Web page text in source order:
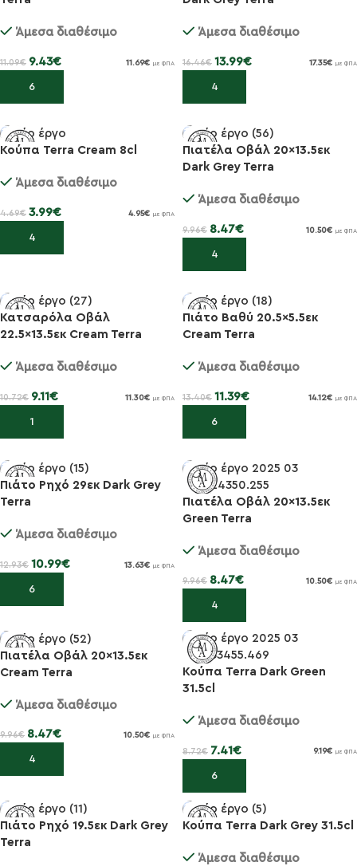
Άμεσα διαθέσιμο
11.09€ 9.43€ 11.69€ με ΦΠΑ
Προσθήκη στο καλάθι
Άμεσα διαθέσιμο
16.46€ 13.99€ 17.35€ με ΦΠΑ
Προσθήκη στο καλάθι
-15%
Κούπα Terra Cream 8cl
Άμεσα διαθέσιμο
4.69€ 3.99€ 4.95€ με ΦΠΑ
Προσθήκη στο καλάθι
Πιατέλα Οβάλ 20×13.5εκ
Dark Grey Terra
Άμεσα διαθέσιμο
9.96€ 8.47€ 10.50€ με ΦΠΑ
Προσθήκη στο καλάθι
Κατσαρόλα Οβάλ
22.5×13.5εκ Cream Terra
Άμεσα διαθέσιμο
10.72€ 9.11 € 11.30€ με ΦΠΑ
Προσθήκη στο καλάθι
Πιάτο Βαθύ 20.5×5.5εκ
Cream Terra
Άμεσα διαθέσιμο
13.40€ 11.39€ 14.12€ με ΦΠΑ
Προσθήκη στο καλάθι
Πιάτο Ρηχό 29εκ Dark Grey
Terra
Άμεσα διαθέσιμο
12.93€ 10.99€ 13.63€ με ΦΠΑ
Προσθήκη στο καλάθι
-15%
Πιατέλα Οβάλ 20×13.5εκ
Green Terra
Άμεσα διαθέσιμο
9.96€ 8.47€ 10.50€ με ΦΠΑ
Προσθήκη στο καλάθι
Πιατέλα Οβάλ 20×13.5εκ
Cream Terra
Άμεσα διαθέσιμο
9.96€ 8.47€ 10.50€ με ΦΠΑ
Προσθήκη στο καλάθι
-15%
Κούπα Terra Dark Green
31.5cl
Άμεσα διαθέσιμο
8.72€ 7.41€ 9.19€ με ΦΠΑ
Προσθήκη στο καλάθι
Πιάτο Ρηχό 19.5εκ Dark Grey
Terra
-15%
Κούπα Terra Dark Grey 31.5cl
Άμεσα διαθέσιμο